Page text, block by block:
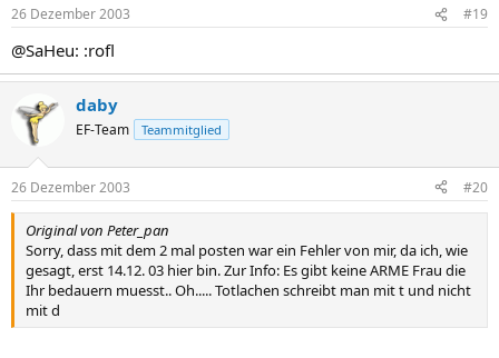
26 Dezember 2003 #19
@SaHeu: :rofl
daby
EF-Team Teammitglied
26 Dezember 2003 #20
Original von Peter_pan
Sorry, dass mit dem 2 mal posten war ein Fehler von mir, da ich, wie
gesagt, erst 14.12. 03 hier bin. Zur Info: Es gibt keine ARME Frau die
Ihr bedauern muesst.. Oh..... Totlachen schreibt man mit t und nicht
mit d